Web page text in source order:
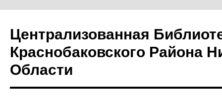
Централизованная
Краснобаковского Района
Области